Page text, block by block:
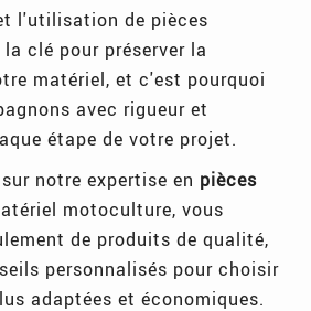
l'utilisation de pièces
clé pour préserver la
matériel, et c'est pourquoi
avec rigueur et
étape de votre projet.
notre expertise en pièces
motoculture, vous
de produits de qualité,
personnalisés pour choisir
adaptées et économiques.